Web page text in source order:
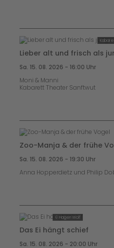
Lieber alt und frisch als
Sa. 15. 08. 2026 - 16:00 Uhr
Moni & Manni
Kabarett Theater Sanftwut
Zoo-Manja & der frühe
Sa. 15. 08. 2026 - 19:30 Uhr
Anna Hopperdietz und Philip
© Hagen Wolf
Das Ei hängt schief
Sa. 15. 08. 2026 - 20:00 Uhr